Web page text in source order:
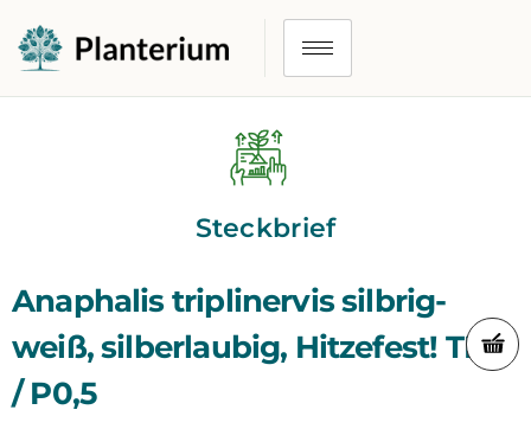
Steckbrief
Anaphalis triplinervis silbrig-
weiß, silberlaubig, Hitzefest! TB9
/ P0,5